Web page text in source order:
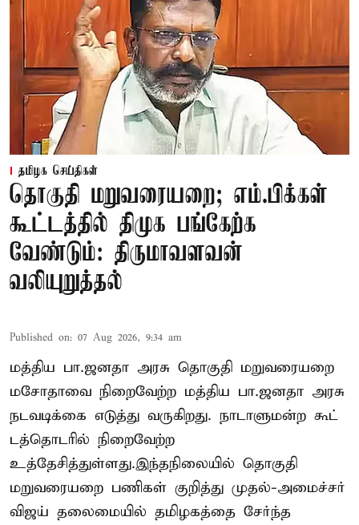
தமிழக செய்திகள்
தொகுதி மறுவரையறை; எம்.பிக்கள்
கூட்டத்தில் திமுக பங்கேற்க
வேண்டும்: திருமாவளவன்
வலியுறுத்தல்
Published on: 07 Aug 2026, 9:34 am
மத்திய பா.ஜனதா அரசு தொகுதி மறுவரையறை
மசோதாவை நிறைவேற்ற மத்திய பா.ஜனதா அரசு
நடவடிக்கை எடுத்து வருகிறது. நாடாளுமன்ற கூட்
டத்தொடரில் நிறைவேற்ற
உத்தேசித்துள்ளது.இந்தநிலையில் தொகுதி
மறுவரையறை பணிகள் குறித்து முதல்-அமைச்சர்
விஜய் தலைமையில் தமிழகத்தை சேர்ந்த